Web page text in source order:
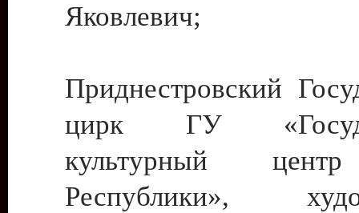
Яковлевич;
Приднестровский
цирк ГУ
культурный
Республики»,